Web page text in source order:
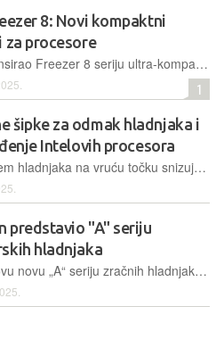
8: Novi kompaktni
za procesore
Arctic je lansirao Freezer 8 seriju ultra-kompaktnih zračnih CPU hladnjaka. S visinom od samo 136 mm, idealni su za SFF kućišta, nudeći tihe performanse i unaprijed nanesenu MX-6 pastu
1
šipke za odmak hladnjaka i
Intelovih procesora
Offsetiranjem hladnjaka na vruću točku snizuje se temperatura za 3 stupnja koja daju dulji život procesora i pouzdaniji rad
predstavio "A" seriju
hladnjaka
Sharkoonovu novu „A“ seriju zračnih hladnjaka za procesore čine single i dual-tower A40, A50 i A60 modeli u standardnim ili RGB izvedbama s TDP-om do 260W